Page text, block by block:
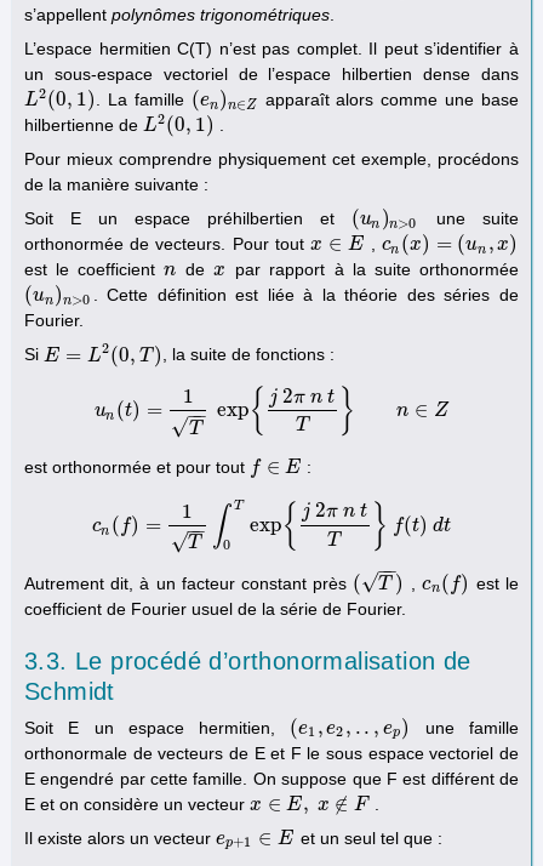
s’appellent polynômes trigonométriques
L’espace hermitien C(T) n’est pas complet. Il peut s’identifier à
un sous-espace vectoriel de l’espace hilbertien dense dans
L2(0, 1)
L2(0,1 ) . La famille (en)n∈Z
(en)n∈Z apparaît alors comme une base
hilbertienne de L2(0, 1)
L2(0,1 )
.
Pour mieux comprendre physiquement cet exemple, procédons
de la manière suivante :
Soit E un espace préhilbertien et (un )n>0
(un) n>0
une suite
orthonormée de vecteurs. Pour toutx ∈ E
x∈E , cn (x) = (un , x)
cn (x)= un ,x)
est le coefficientn
n dex
x par rapport à la suite orthonormée
(un)n>0
(un) n>0 . Cette définition est liée à la théorie des séries de
Fourier.
Si E = L2(0, T )
E= L2 (0,T) , la suite de fonctions :
un (t) =
1
T
−
−
√
exp{ j 2π n t
T
} n ∈ Z
un(t)= 1T exp {j 2π n tT} n∈
est orthonormée et pour tout f ∈ E
f∈E :
cn ( f) =
1
T
−
−
√ ∫ T
0
exp{ j 2π n t
T
} f(t) dt
cn(f)=1 ∫0 exp{j 2 π n tT} f(t) d
Autrement dit, à un facteur constant près ( T
−
−
√ )
( T) ,cn( f)
cn( )
est le
coefficient de Fourier usuel de la série de Fourier.
3.3. Le procédé d’orthonormalisation de
Schmidt
Soit E un espace hermitien, (e1 , e2 , . . , ep)
(e1 ,e2,.. ,e p )
une famille
orthonormale de vecteurs de E et F le sous espace vectoriel de
E engendré par cette famille. On suppose que F est différent de
E et on considère un vecteur x ∈ E, x ∉ F
x∈E , x∉ F
Il existe alors un vecteur ep+1 ∈ E
ep+1 ∈E et un seul tel que :